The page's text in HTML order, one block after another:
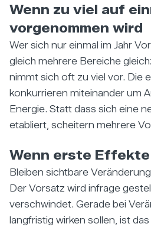
Wenn zu viel auf
vorgenommen wird
Wer sich nur einmal im Jahr
gleich mehrere Bereiche
nimmt sich oft zu viel vor. Die
konkurrieren miteinander um
Energie. Statt dass sich eine
etabliert, scheitern mehrere
Wenn erste
Bleiben sichtbare
Der Vorsatz wird infrage
verschwindet. Gerade bei
langfristig wirken sollen, ist